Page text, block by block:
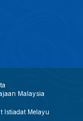
Malaysia
Istiadat Melayu